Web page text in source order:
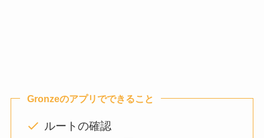
Gronzeのアプリでできること
ルートの確認